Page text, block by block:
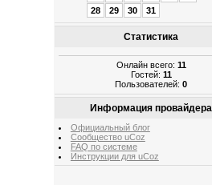
28
29 30 31
Статистика
Онлайн всего: 11
Гостей: 11
Пользователей:0
Информация провайдера
Официальный блог
Сообщество uCoz
FAQ по системе
Инструкции для uCoz